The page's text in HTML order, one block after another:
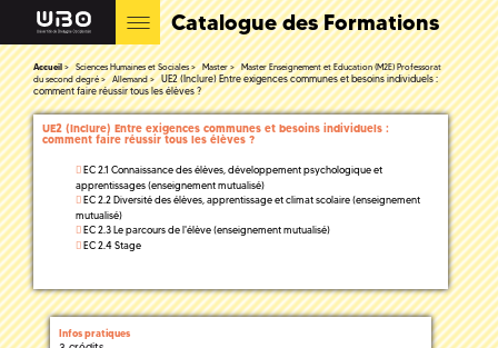
Catalogue des Formations
Accueil Sciences Humaines et Sociales Master
Master Enseignement et Education (M2E) Professorat
du second degré
Allemand
UE2 (Inclure) Entre exigences communes et besoins individuels :
comment faire réussir tous les élèves ?
UE2 (Inclure) Entre exigences communes et besoins individuels :
comment faire réussir tous les élèves ?
EC 2.1 Connaissance des élèves, développement psychologique et
apprentissages (enseignement mutualisé)
EC 2.2 Diversité des élèves, apprentissage et climat scolaire (enseignement
mutualisé)
EC 2.3 Le parcours de l'élève (enseignement mutualisé)
EC 2.4 Stage
Infos pratiques